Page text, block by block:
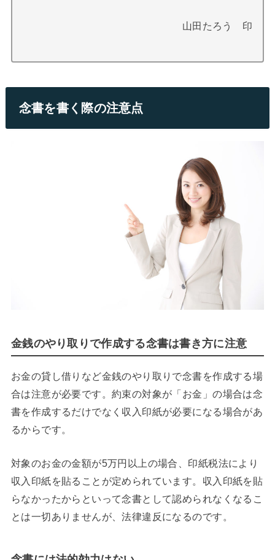
山田たろう 印
念書を書く際の注意点
金銭のやり取りで作成する念書は書き方に注意
お金の貸し借りなど金銭のやり取りで念書を作成する場
合は注意が必要です。約束の対象が「お金」の場合は念
書を作成するだけでなく収入印紙が必要になる場合があ
るからです。
対象のお金の金額が5万円以上の場合、印紙税法により
収入印紙を貼ることが定められています。収入印紙を貼
らなかったからといって念書として認められなくなるこ
とは一切ありませんが、法律違反になるのです。